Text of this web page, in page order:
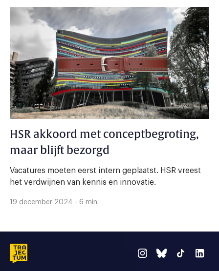
HSR akkoord met conceptbegroting,
maar blijft bezorgd
Vacatures moeten eerst intern geplaatst. HSR vreest
het verdwijnen van kennis en innovatie.
19 december 2024 - 6 min.